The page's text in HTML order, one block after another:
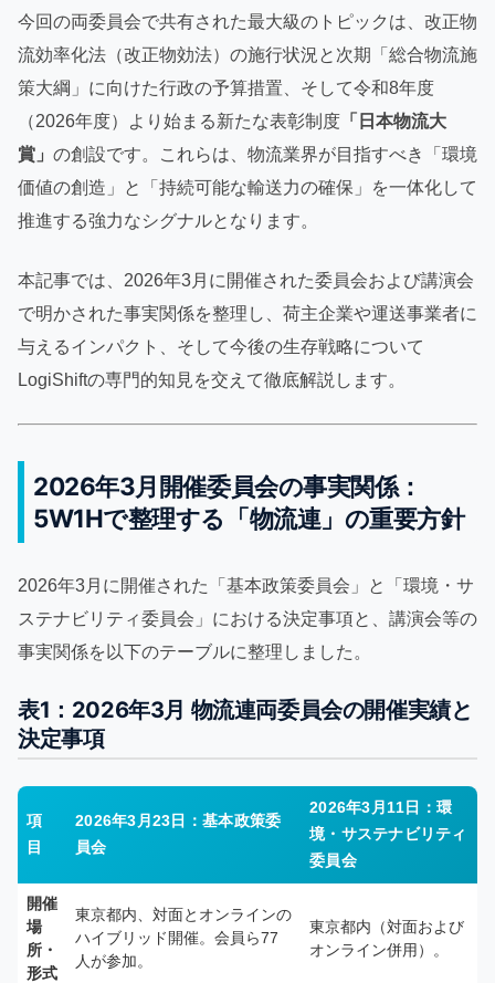
今回の両委員会で共有された最大級のトピックは、改正物
流効率化法（改正物効法）の施行状況と次期「総合物流施
策大綱」に向けた行政の予算措置、そして令和8年度
（2026年度）より始まる新たな表彰制度 「日本物流大
賞」 の創設です。これらは、物流業界が目指すべき「環境
価値の創造」と「持続可能な輸送力の確保」を一体化して
推進する強力なシグナルとなります。
本記事では、2026年3月に開催された委員会および講演会
で明かされた事実関係を整理し、荷主企業や運送事業者に
与えるインパクト、そして今後の生存戦略について
LogiShiftの専門的知見を交えて徹底解説します。
2026年3月開催委員会の事実関係：
5W1Hで整理する「物流連」の重要方針
2026年3月に開催された「基本政策委員会」と「環境・サ
ステナビリティ委員会」における決定事項と、講演会等の
事実関係を以下のテーブルに整理しました。
表1：2026年3月 物流連両委員会の開催実績と
決定事項
項
目
2026年3月23日：基本政策委
員会
2026年3月11日：環
境・サステナビリティ
委員会
開催
場
所・
形式
東京都内、対面とオンラインの
ハイブリッド開催。会員ら77
人が参加。
東京都内（対面および
オンライン併用）。